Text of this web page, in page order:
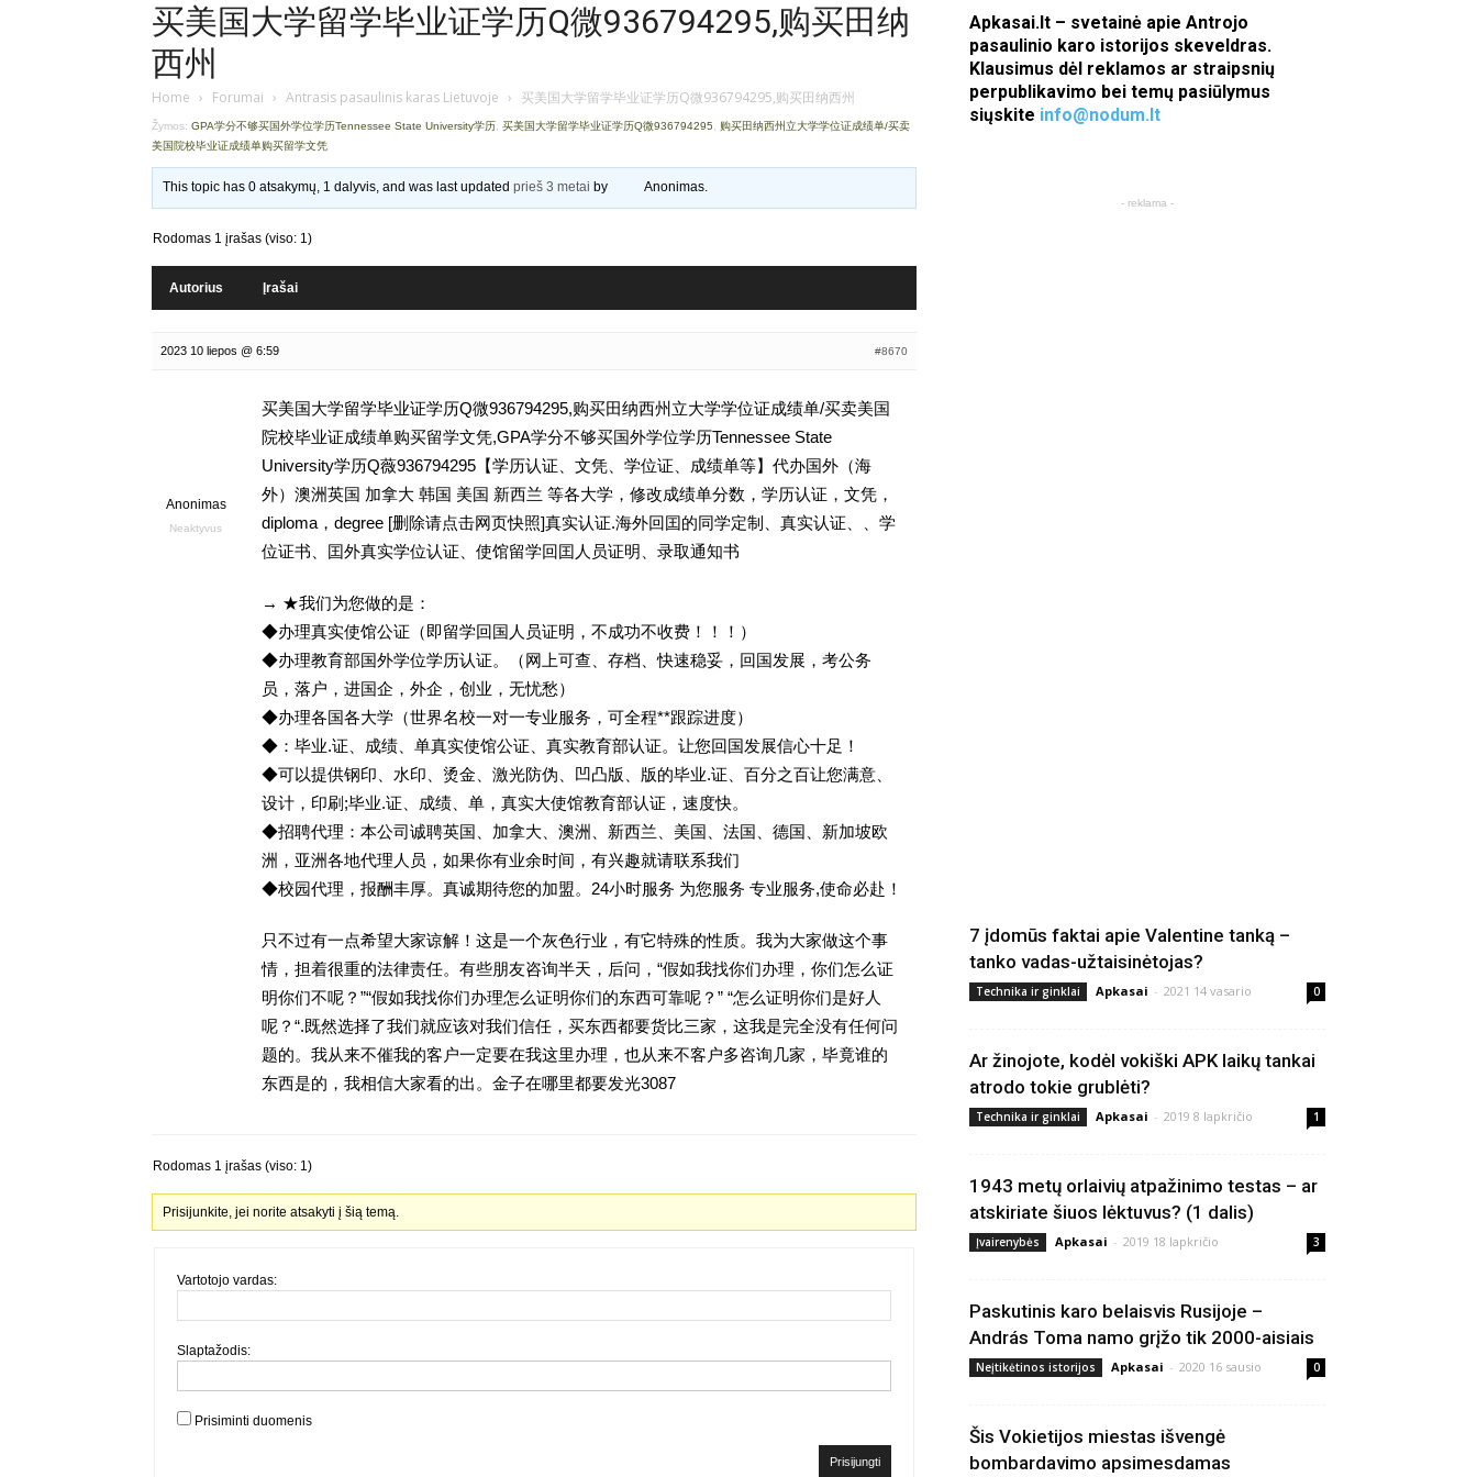
Apkasai.lt
买美国大学留学毕业证学历Q微936794295,购买田纳
西州
Home › Forumai › Antrasis pasaulinis karas Lietuvoje › 买美国大学留学毕业证学历Q微936794295,购买田纳西州
Žymos: GPA学分不够买国外学位学历Tennessee State University学历 买美国大学留学毕业证学历Q微936794295
购买田纳西州立大学学位证成绩单/买卖
美国院校毕业证成绩单购买留学文凭
This topic has 0 atsakymų, 1 dalyvis, and was last updatedprieš 3 metai by Anonimas.
Rodomas 1 įrašas (viso: 1)
Autorius Įrašai
2023 10 liepos @ 6:59 #8670
Anonimas
Neaktyvus
买美国大学留学毕业证学历Q微936794295,购买田纳西州立大学学位证成绩单/买卖美国
院校毕业证成绩单购买留学文凭,GPA学分不够买国外学位学历Tennessee State
University学历Q薇936794295【学历认证、文凭、学位证、成绩单等】代办国外（海
外）澳洲英国 加拿大 韩国 美国 新西兰 等各大学，修改成绩单分数，学历认证，文凭，
diploma，degree [删除请点击网页快照]真实认证.海外回囯的同学定制、真实认证、、学
位证书、囯外真实学位认证、使馆留学回囯人员证明、录取通知书
→ ★我们为您做的是：
◆办理真实使馆公证（即留学回国人员证明，不成功不收费！！！）
◆办理教育部国外学位学历认证。（网上可查、存档、快速稳妥，回国发展，考公务
员，落户，进国企，外企，创业，无忧愁）
◆办理各国各大学（世界名校一对一专业服务，可全程**跟踪进度）
◆：毕业.证、成绩、单真实使馆公证、真实教育部认证。让您回国发展信心十足！
◆可以提供钢印、水印、烫金、激光防伪、凹凸版、版的毕业.证、百分之百让您满意、
设计，印刷;毕业.证、成绩、单，真实大使馆教育部认证，速度快。
◆招聘代理：本公司诚聘英国、加拿大、澳洲、新西兰、美国、法国、德国、新加坡欧
洲，亚洲各地代理人员，如果你有业余时间，有兴趣就请联系我们
◆校园代理，报酬丰厚。真诚期待您的加盟。24小时服务 为您服务 专业服务,使命必赴！
只不过有一点希望大家谅解！这是一个灰色行业，有它特殊的性质。我为大家做这个事
情，担着很重的法律责任。有些朋友咨询半天，后问，“假如我找你们办理，你们怎么证
明你们不呢？”“假如我找你们办理怎么证明你们的东西可靠呢？” “怎么证明你们是好人
呢？“.既然选择了我们就应该对我们信任，买东西都要货比三家，这我是完全没有任何问
题的。我从来不催我的客户一定要在我这里办理，也从来不客户多咨询几家，毕竟谁的
东西是的，我相信大家看的出。金子在哪里都要发光3087
Rodomas 1 įrašas (viso: 1)
Prisijunkite, jei norite atsakyti į šią temą.
Vartotojo vardas:
Slaptažodis:
Prisiminti duomenis
Prisijungti
Apkasai.lt – svetainė apie Antrojo
pasaulinio karo istorijos skeveldras.
Klausimus dėl reklamos ar straipsnių
perpublikavimo bei temų pasiūlymus
siųskite info@nodum.lt
- reklama -
7 įdomūs faktai apie Valentine tanką –
tanko vadas-užtaisinėtojas?
Technika ir ginklai Apkasai - 2021 14 vasario 0
Ar žinojote, kodėl vokiški APK laikų tankai
atrodo tokie grublėti?
Technika ir ginklai Apkasai - 2019 8 lapkričio 1
1943 metų orlaivių atpažinimo testas – ar
atskiriate šiuos lėktuvus? (1 dalis)
Įvairenybės Apkasai - 2019 18 lapkričio 3
Paskutinis karo belaisvis Rusijoje –
András Toma namo grįžo tik 2000-aisiais
Neįtikėtinos istorijos Apkasai - 2020 16 sausio 0
Šis Vokietijos miestas išvengė
bombardavimo apsimesdamas